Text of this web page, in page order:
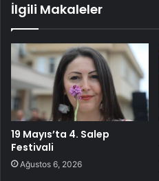
İlgili Makaleler
19 Mayıs’ta 4. Salep
Festivali
Ağustos 6, 2026